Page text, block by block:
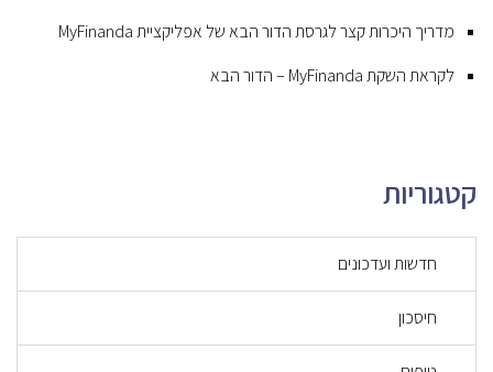
מדריך היכרות קצר לגרסת הדור הבא של אפליקציית MyFinanda
לקראת השקת MyFinanda – הדור הבא
קטגוריות
חדשות ועדכונים
חיסכון